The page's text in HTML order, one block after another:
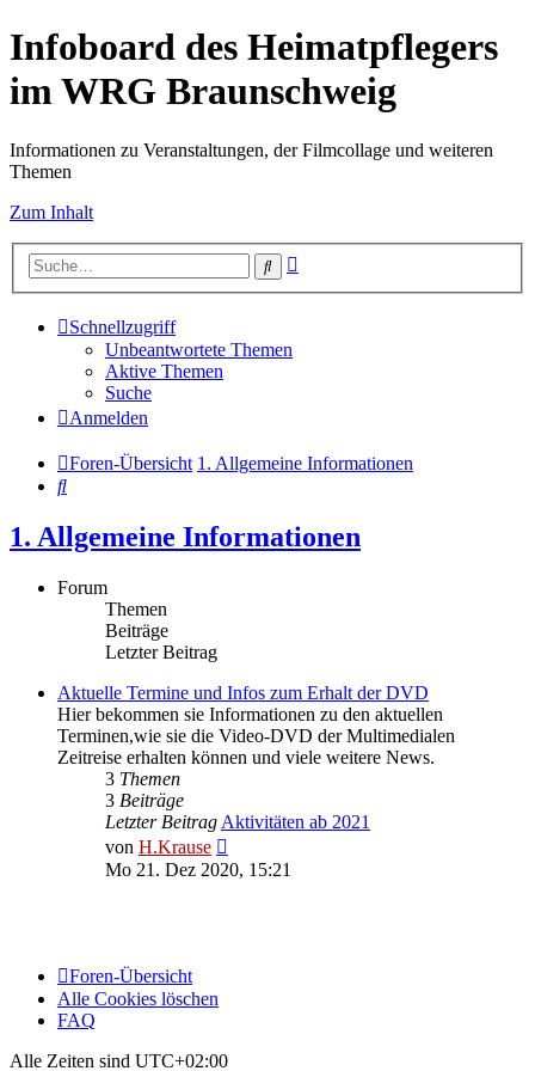
Infoboard des Heimatpflegers
im WRG Braunschweig
Informationen zu Veranstaltungen, der Filmcollage und weiteren
Themen
Zum Inhalt
Suche
Schnellzugriff
Unbeantwortete Themen
Aktive Themen
Suche
Anmelden
Foren-Übersicht 1. Allgemeine Informationen
Suche
1. Allgemeine Informationen
Forum
Themen
Beiträge
Letzter Beitrag
Aktuelle Termine und Infos zum Erhalt der DVD
Hier bekommen sie Informationen zu den aktuellen
Terminen,wie sie die Video-DVD der Multimedialen
Zeitreise erhalten können und viele weitere News.
3 Themen
3 Beiträge
Letzter Beitrag Aktivitäten ab 2021
von H.Krause
Beitrag
Mo 21. Dez 2020, 15:21
Foren-Übersicht
Alle Cookies löschen
FAQ
Alle Zeiten sind UTC+02:00